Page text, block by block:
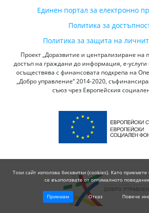
Единен портал за електронно
Политика за
Политика за защита на
Проект „Доразвитие и централизиране на
достъп на граждани до информация, е-услуги
осъществява с финансовата подкрепа на
„Добро управление“ 2014-2020,
съюз чрез Европейския
Този сайт използва бисквитки (cookies). Като
се възползвате от оптималното
Приемам Отказ Повече